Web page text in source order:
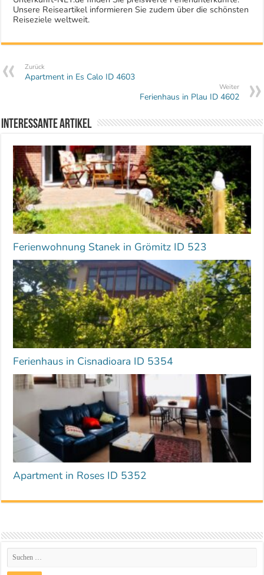
Unsere Reiseartikel informieren Sie zudem über die schönsten
Reiseziele weltweit.
Zurück
Apartment in Es Calo ID 4603
Weiter
Ferienhaus in Plau ID 4602
Interessante Artikel
Ferienwohnung Stanek in Grömitz ID 523
Ferienhaus in Cisnadioara ID 5354
Apartment in Roses ID 5352